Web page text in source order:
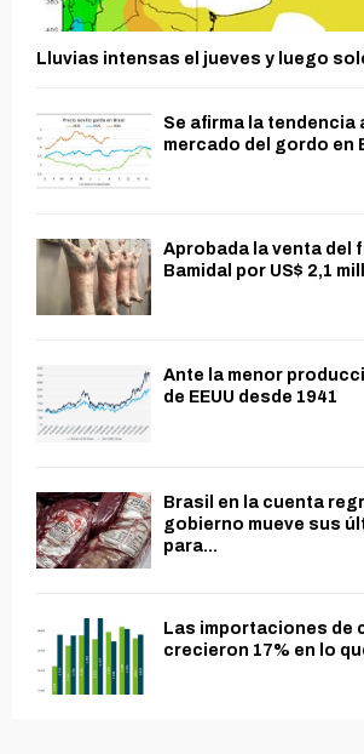
Lluvias intensas el jueves y luego
Se afirma la tendencia
mercado del gordo en
Aprobada la venta del
Bamidal por US$ 2,1
Ante la menor
de EEUU desde 1941
Brasil en la cuenta
gobierno mueve sus
para...
Las importaciones de
crecieron 17% en lo